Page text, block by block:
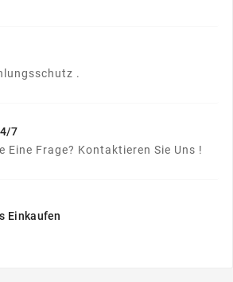
.
7
Eine Frage? Kontaktieren Sie Uns !
Einkaufen